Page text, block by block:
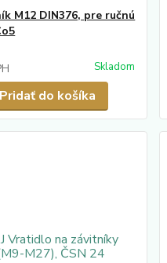
M12 DIN376, pre ručnú
Skladom
Pridať do košíka